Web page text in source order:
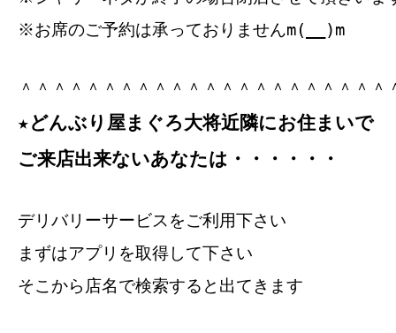
※お席のご予約は承っておりませんm(__)m
＾＾＾＾＾＾＾＾＾＾＾＾＾＾＾＾＾＾＾＾＾
★どんぶり屋まぐろ大将近隣にお住まいで
ご来店出来ないあなたは・・・・・・
デリバリーサービスをご利用下さい
まずはアプリを取得して下さい
そこから店名で検索すると出てきます